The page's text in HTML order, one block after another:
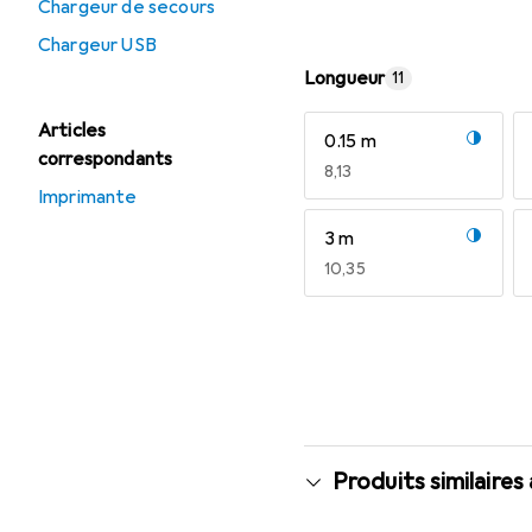
Chargeur de secours
Chargeur USB
Articles
correspondants
Imprimante
Longueur 11
0.15 m
EUR
8,13
3 m
EUR
10,35
Produits